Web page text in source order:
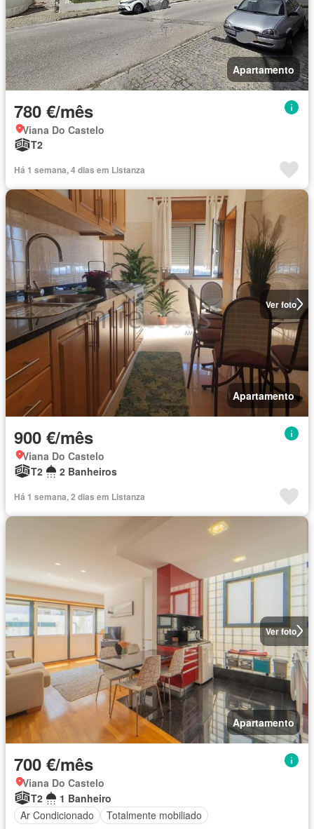
Apartamento
780 €/mês
Viana Do Castelo
T2
Há 1 semana, 4 dias em Listanza
Ver foto
Apartamento
900 €/mês
Viana Do Castelo
T2
2 Banheiros
Há 1 semana, 2 dias em Listanza
Ver foto
Apartamento
700 €/mês
Viana Do Castelo
T2
1 Banheiro
Ar Condicionado
Totalmente mobiliado